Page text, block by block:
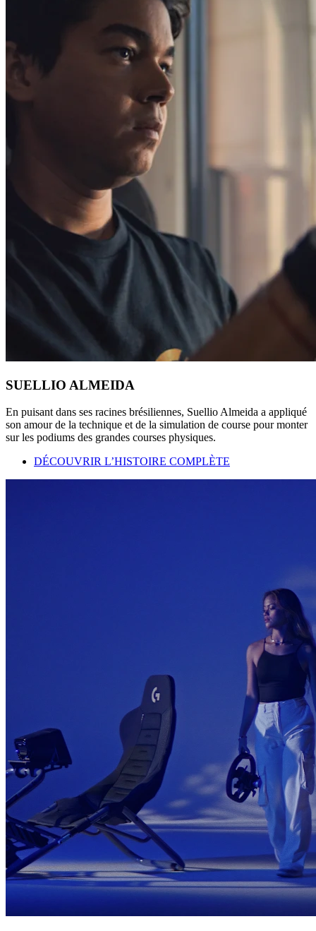
SUELLIO ALMEIDA
En puisant dans ses racines brésiliennes, Suellio Almeida a appliqué
son amour de la technique et de la simulation de course pour monter
sur les podiums des grandes courses physiques.
DÉCOUVRIR L’HISTOIRE COMPLÈTE